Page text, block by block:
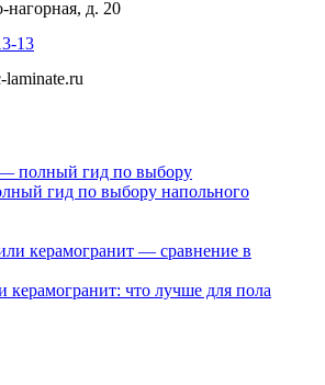
д. 20
13
laminate.ru
гид по выбору напольного
керамогранит: что лучше для пола